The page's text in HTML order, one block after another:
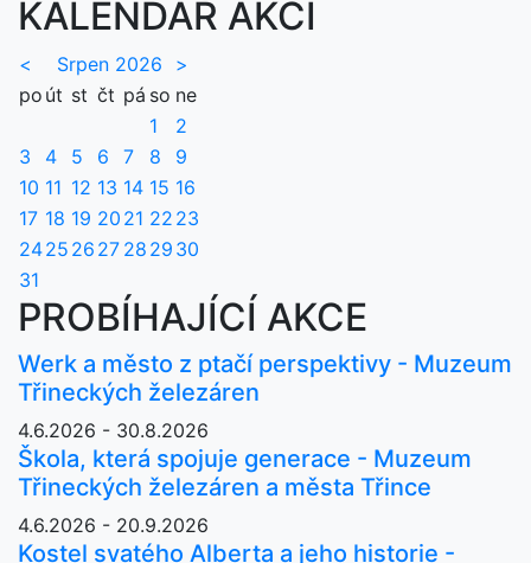
KALENDÁŘ AKCÍ
< Srpen 2026
>
po út st čt pá so ne
1
2
3
4 5 6 7 8
9
10 11 12 13 14 15 16
17 18 19 20 21 22 23
2425 26 27 28 29 30
31
PROBÍHAJÍCÍ AKCE
Werk a město z ptačí perspektivy - Muzeum
Třineckých železáren
4.6.2026 - 30.8.2026
Škola, která spojuje generace - Muzeum
Třineckých železáren a města Třince
4.6.2026 - 20.9.2026
Kostel svatého Alberta a jeho historie -